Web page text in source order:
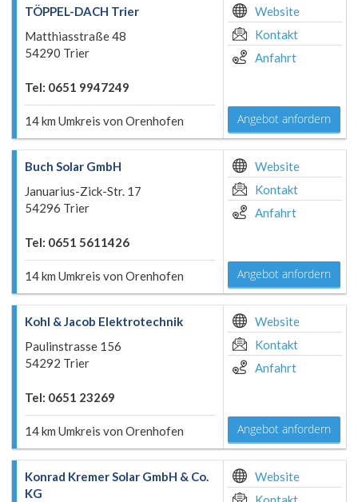
TÖPPEL-DACH Trier
Matthiasstraße 48
54290 Trier
Tel: 0651 9947249
14 km Umkreis von Orenhofen
Website
Kontakt
Anfahrt
Angebot anfordern
Buch Solar GmbH
Januarius-Zick-Str. 17
54296 Trier
Tel: 0651 5611426
14 km Umkreis von Orenhofen
Website
Kontakt
Anfahrt
Angebot anfordern
Kohl & Jacob Elektrotechnik
Paulinstrasse 156
54292 Trier
Tel: 0651 23269
14 km Umkreis von Orenhofen
Website
Kontakt
Anfahrt
Angebot anfordern
Konrad Kremer Solar GmbH & Co.
KG
Website